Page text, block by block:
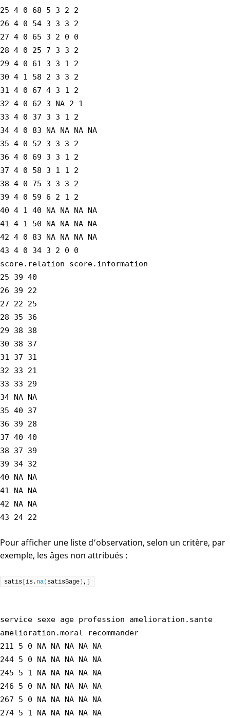
25 4 0 68 5 3 2 2
26 4 0 54 3 3 3 2
27 4 0 65 3 2 0 0
28 4 0 25 7 3 3 2
29 4 0 61 3 3 1 2
30 4 1 58 2 3 3 2
31 4 0 67 4 3 1 2
32 4 0 62 3 NA 2 1
33 4 0 37 3 3 1 2
34 4 0 83 NA NA NA NA
35 4 0 52 3 3 3 2
36 4 0 69 3 3 1 2
37 4 0 58 3 1 1 2
38 4 0 75 3 3 3 2
39 4 0 59 6 2 1 2
40 4 1 40 NA NA NA NA
41 4 1 50 NA NA NA NA
42 4 0 83 NA NA NA NA
43 4 0 34 3 2 0 0
score.relation score.information
25 39 40
26 39 22
27 22 25
28 35 36
29 38 38
30 38 37
31 37 31
32 33 21
33 33 29
34 NA NA
35 40 37
36 39 28
37 40 40
38 37 39
39 34 32
40 NA NA
41 NA NA
42 NA NA
43 24 22
Pour afficher une liste d’observation, selon un critère, par
exemple, les âges non attribués :
satis is. na( satis$age ) ,
service sexe age profession amelioration.sante
amelioration.moral recommander
211 5 0 NA NA NA NA NA
244 5 0 NA NA NA NA NA
245 5 1 NA NA NA NA NA
246 5 0 NA NA NA NA NA
267 5 0 NA NA NA NA NA
274 5 1 NA NA NA NA NA